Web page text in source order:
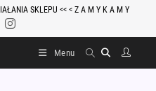
SKLEPU << < Z A M Y K A M Y
Menu